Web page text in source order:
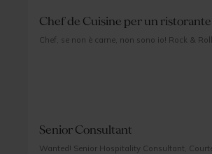
Chef de Cuisine per un ristorante
Chef, se non è carne, non sono io! Rock &
Senior Consultant
Wanted! Senior Hospitality Consultant,